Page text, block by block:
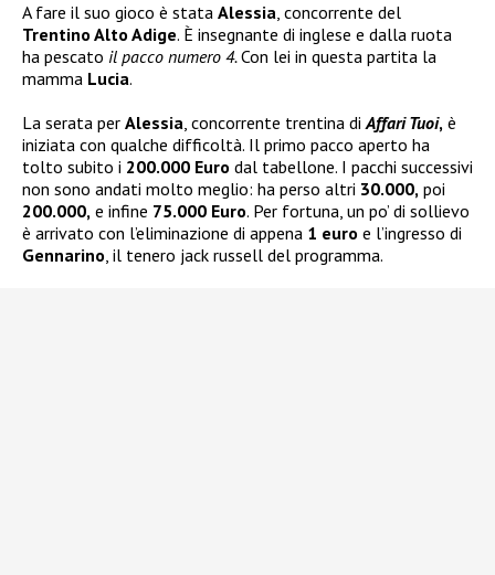
A fare il suo gioco è stata Alessia, concorrente del
Trentino Alto Adige. È insegnante di inglese e dalla ruota
ha pescato il pacco numero 4.Con lei in questa partita la
mamma Lucia.
La serata per Alessia, concorrente trentina diAffari Tuoi, è
iniziata con qualche difficoltà. Il primo pacco aperto ha
tolto subito i 200.000 Euro dal tabellone. I pacchi successivi
non sono andati molto meglio: ha perso altri 30.000, poi
200.000, e infine 75.000 Euro. Per fortuna, un po’ di sollievo
è arrivato con l’eliminazione di appena 1 euro e l’ingresso di
Gennarino, il tenero jack russell del programma.